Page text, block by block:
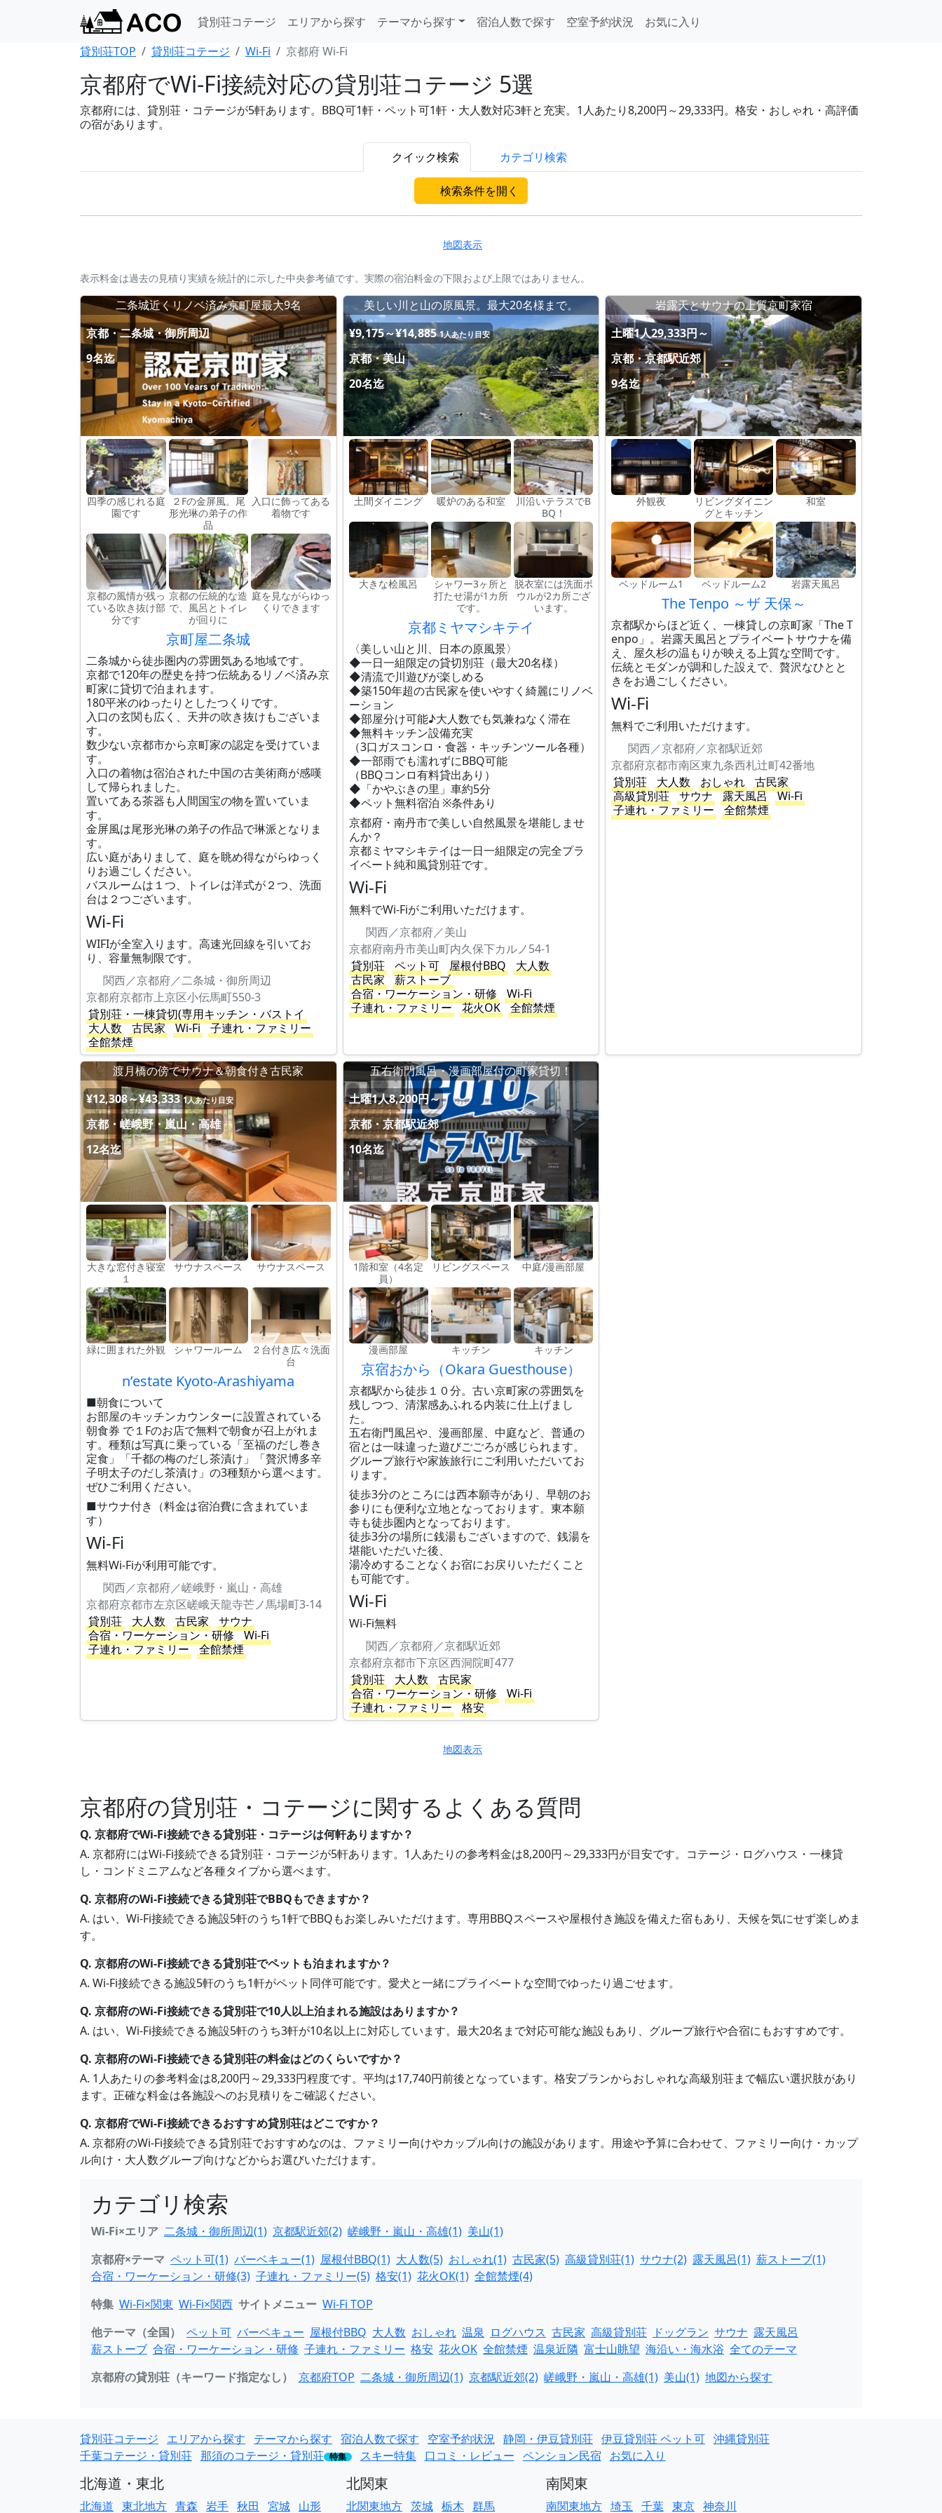
貸別荘コテージ エリアから探す テーマから探す 宿泊人数で探す 空室予約状況
お気に入り
貸別荘TOP
貸別荘コテージ Wi-Fi 京都府 Wi-Fi
京都府でWi-Fi接続対応の貸別荘コテージ 5選
京都府には、貸別荘・コテージが5軒あります。BBQ可1軒・ペット可1軒・大人数対応3軒と充実。1人あたり8,200円～29,333円。格安・おしゃれ・高評価
の宿があります。
クイック検索 カテゴリ検索
検索条件を開く
地図表示
表示料金は過去の見積り実績を統計的に示した中央参考値です。実際の宿泊料金の下限および上限ではありません。
二条城近くリノベ済み京町屋最大9名
京都・二条城・御所周辺
9名迄
四季の感じれる庭
園です
２Fの金屏風。尾
形光琳の弟子の作
品
入口に飾ってある
着物です
京都の風情が残っ
ている吹き抜け部
分です
京都の伝統的な造
で、風呂とトイレ
が回りに
庭を見ながらゆっ
くりできます
京町屋二条城
二条城から徒歩圏内の雰囲気ある地域です。
京都で120年の歴史を持つ伝統あるリノベ済み京
町家に貸切で泊まれます。
180平米のゆったりとしたつくりです。
入口の玄関も広く、天井の吹き抜けもございま
す。
数少ない京都市から京町家の認定を受けていま
す。
入口の着物は宿泊された中国の古美術商が感嘆
して帰られました。
置いてある茶器も人間国宝の物を置いていま
す。
金屏風は尾形光琳の弟子の作品で琳派となりま
す。
広い庭がありまして、庭を眺め得ながらゆっく
りお過ごしください。
バスルームは１つ、トイレは洋式が２つ、洗面
台は２つございます。
Wi-Fi
WIFIが全室入ります。高速光回線を引いてお
り、容量無制限です。
関西／京都府／二条城・御所周辺
京都府京都市上京区小伝馬町550-3
貸別荘・一棟貸切(専用キッチン・バストイ
大人数
古民家 Wi-Fi
子連れ・ファミリー
全館禁煙
美しい川と山の原風景。最大20名様まで。
¥9,175～¥14,885 1人あたり目安
京都・美山
20名迄
土間ダイニング 暖炉のある和室
川沿いテラスでB
BQ！
大きな桧風呂
シャワー3ヶ所と
打たせ湯が1カ所
です。
脱衣室には洗面ボ
ウルが2カ所ござ
います。
京都ミヤマシキテイ
〈美しい山と川、日本の原風景〉
◆一日一組限定の貸切別荘（最大20名様）
◆清流で川遊びが楽しめる
◆築150年超の古民家を使いやすく綺麗にリノベ
ーション
◆部屋分け可能♪大人数でも気兼ねなく滞在
◆無料キッチン設備充実
（3口ガスコンロ・食器・キッチンツール各種）
◆一部雨でも濡れずにBBQ可能
（BBQコンロ有料貸出あり）
◆「かやぶきの里」車約5分
◆ペット無料宿泊 ※条件あり
京都府・南丹市で美しい自然風景を堪能しませ
んか？
京都ミヤマシキテイは一日一組限定の完全プラ
イベート純和風貸別荘です。
Wi-Fi
無料でWi-Fiがご利用いただけます。
関西／京都府／美山
京都府南丹市美山町内久保下カルノ54-1
貸別荘
ペット可 屋根付BBQ
大人数
古民家
薪ストーブ
合宿・ワーケーション・研修
Wi-Fi
子連れ・ファミリー
花火OK 全館禁煙
岩露天とサウナの上質京町家宿
土曜1人29,333円～
京都・京都駅近郊
9名迄
外観夜
リビングダイニン
グとキッチン
和室
ベッドルーム1 ベッドルーム2 岩露天風呂
The Tenpo ～ザ 天保～
京都駅からほど近く、一棟貸しの京町家「The T
enpo」。岩露天風呂とプライベートサウナを備
え、屋久杉の温もりが映える上質な空間です。
伝統とモダンが調和した設えで、贅沢なひとと
きをお過ごしください。
Wi-Fi
無料でご利用いただけます。
関西／京都府／京都駅近郊
京都府京都市南区東九条西札辻町42番地
貸別荘
大人数 おしゃれ
古民家
高級貸別荘
サウナ 露天風呂
Wi-Fi
子連れ・ファミリー
全館禁煙
渡月橋の傍でサウナ＆朝食付き古民家
¥12,308～¥43,333 1人あたり目安
京都・嵯峨野・嵐山・高雄
12名迄
大きな窓付き寝室
１
サウナスペース サウナスペース
緑に囲まれた外観 シャワールーム
２台付き広々洗面
台
n’estate Kyoto-Arashiyama
■朝食について
お部屋のキッチンカウンターに設置されている
朝食券 で１Fのお店で無料で朝食が召上がれま
す。種類は写真に乗っている「至福のだし巻き
定食」「千都の梅のだし茶漬け」「贅沢博多辛
子明太子のだし茶漬け」の3種類から選べます。
ぜひご利用ください。
■サウナ付き（料金は宿泊費に含まれていま
す）
Wi-Fi
無料Wi-Fiが利用可能です。
関西／京都府／嵯峨野・嵐山・高雄
京都府京都市左京区嵯峨天龍寺芒ノ馬場町3-14
貸別荘
大人数 古民家
サウナ
合宿・ワーケーション・研修
Wi-Fi
子連れ・ファミリー
全館禁煙
五右衛門風呂・漫画部屋付の町家貸切！
土曜1人8,200円～
京都・京都駅近郊
10名迄
1階和室（4名定
員）
リビングスペース 中庭/漫画部屋
漫画部屋 キッチン キッチン
京宿おから（Okara Guesthouse）
京都駅から徒歩１０分。古い京町家の雰囲気を
残しつつ、清潔感あふれる内装に仕上げまし
た。
五右衛門風呂や、漫画部屋、中庭など、普通の
宿とは一味違った遊びごごろが感じられます。
グループ旅行や家族旅行にご利用いただいてお
ります。
徒歩3分のところには西本願寺があり、早朝のお
参りにも便利な立地となっております。東本願
寺も徒歩圏内となっております。
徒歩3分の場所に銭湯もございますので、銭湯を
堪能いただいた後、
湯冷めすることなくお宿にお戻りいただくこと
も可能です。
Wi-Fi
Wi-Fi無料
関西／京都府／京都駅近郊
京都府京都市下京区西洞院町477
貸別荘
大人数
古民家
合宿・ワーケーション・研修
Wi-Fi
子連れ・ファミリー
格安
地図表示
京都府の貸別荘・コテージに関するよくある質問
Q. 京都府でWi-Fi接続できる貸別荘・コテージは何軒ありますか？
A. 京都府にはWi-Fi接続できる貸別荘・コテージが5軒あります。1人あたりの参考料金は8,200円～29,333円が目安です。コテージ・ログハウス・一棟貸
し・コンドミニアムなど各種タイプから選べます。
Q. 京都府のWi-Fi接続できる貸別荘でBBQもできますか？
A. はい、Wi-Fi接続できる施設5軒のうち1軒でBBQもお楽しみいただけます。専用BBQスペースや屋根付き施設を備えた宿もあり、天候を気にせず楽しめま
す。
Q. 京都府のWi-Fi接続できる貸別荘でペットも泊まれますか？
A. Wi-Fi接続できる施設5軒のうち1軒がペット同伴可能です。愛犬と一緒にプライベートな空間でゆったり過ごせます。
Q. 京都府のWi-Fi接続できる貸別荘で10人以上泊まれる施設はありますか？
A. はい、Wi-Fi接続できる施設5軒のうち3軒が10名以上に対応しています。最大20名まで対応可能な施設もあり、グループ旅行や合宿にもおすすめです。
Q. 京都府のWi-Fi接続できる貸別荘の料金はどのくらいですか？
A. 1人あたりの参考料金は8,200円～29,333円程度です。平均は17,740円前後となっています。格安プランからおしゃれな高級別荘まで幅広い選択肢があり
ます。正確な料金は各施設へのお見積りをご確認ください。
Q. 京都府でWi-Fi接続できるおすすめ貸別荘はどこですか？
A. 京都府のWi-Fi接続できる貸別荘でおすすめなのは、ファミリー向けやカップル向けの施設があります。用途や予算に合わせて、ファミリー向け・カップ
ル向け・大人数グループ向けなどからお選びいただけます。
カテゴリ検索
Wi-Fi×エリア 二条城・御所周辺(1) 京都駅近郊(2) 嵯峨野・嵐山・高雄(1) 美山(1)
京都府×テーマ ペット可(1) バーベキュー(1) 屋根付BBQ(1) 大人数(5) おしゃれ(1) 古民家(5) 高級貸別荘(1) サウナ(2) 露天風呂(1) 薪ストーブ(1)
合宿・ワーケーション・研修(3) 子連れ・ファミリー(5) 格安(1) 花火OK(1) 全館禁煙(4)
特集 Wi-Fi×関東 Wi-Fi×関西 サイトメニュー Wi-Fi TOP
他テーマ（全国）
ペット可 バーベキュー 屋根付BBQ 大人数 おしゃれ 温泉 ログハウス 古民家 高級貸別荘 ドッグラン サウナ 露天風呂
薪ストーブ 合宿・ワーケーション・研修 子連れ・ファミリー 格安 花火OK 全館禁煙 温泉近隣 富士山眺望 海沿い・海水浴 全てのテーマ
京都府の貸別荘（キーワード指定なし）
京都府TOP 二条城・御所周辺(1) 京都駅近郊(2) 嵯峨野・嵐山・高雄(1) 美山(1) 地図から探す
貸別荘コテージ エリアから探す テーマから探す 宿泊人数で探す 空室予約状況 静岡・伊豆貸別荘 伊豆貸別荘 ペット可 沖縄貸別荘
千葉コテージ・貸別荘 那須のコテージ・貸別荘 特集 スキー特集 口コミ・レビュー ペンション民宿 お気に入り
北海道・東北
北海道 東北地方 青森 岩手 秋田 宮城 山形
北関東
北関東地方 茨城 栃木 群馬
南関東
南関東地方 埼玉 千葉 東京 神奈川